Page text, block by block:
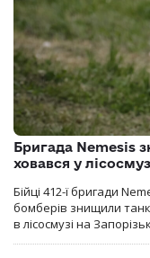
Бригада Nemesis
ховався у
Бійці 412-ї бригади
бомберів знищили
в лісосмузі на